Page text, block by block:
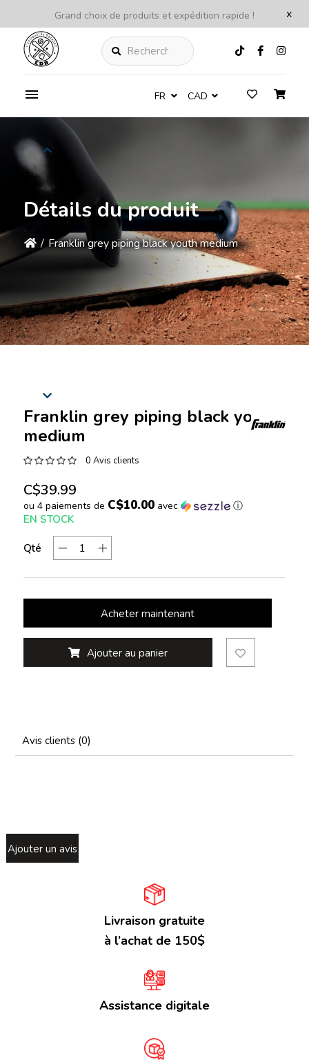
x
Grand choix de produits et expédition rapide !
Rechercher
FR CAD
Détails du produit
/ Franklin grey piping black youth medium
Franklin grey piping black youth
medium
0 Avis clients
C$39.99
ou 4 paiements de C$10.00avec ⓘ
EN STOCK
Qté
Acheter maintenant
Ajouter au panier
Avis clients (0)
Ajouter un avis
Livraison gratuite
à l’achat de 150$
Assistance digitale